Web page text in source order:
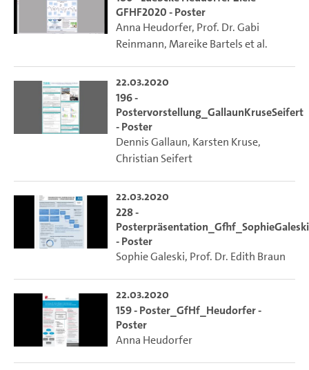
GFHF2020 - Poster
Anna Heudorfer, Prof. Dr. Gabi
Reinmann,Mareike Bartelset al.
22.03.2020
196 -
Postervorstellung_GallaunKruseSeifert
- Poster
Dennis Gallaun, Karsten Kruse,
Christian Seifert
22.03.2020
228 -
Posterpräsentation_Gfhf_SophieGaleski
- Poster
Sophie Galeski, Prof. Dr. Edith Braun
22.03.2020
159 - Poster_GfHf_Heudorfer -
Poster
Anna Heudorfer